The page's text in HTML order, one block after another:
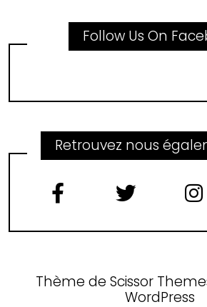
Follow Us On
Retrouvez nous
Thème de Scissor
WordPress